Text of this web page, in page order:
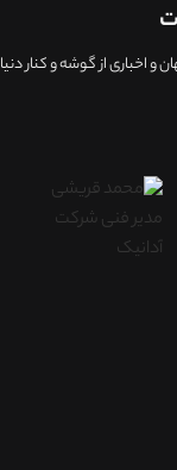
و اخباری از گوشه و کنار دنیا